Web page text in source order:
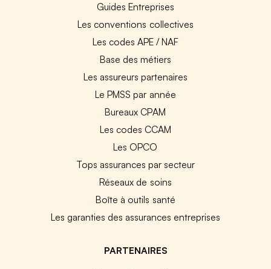
Guides Entreprises
Les conventions collectives
Les codes APE / NAF
Base des métiers
Les assureurs partenaires
Le PMSS par année
Bureaux CPAM
Les codes CCAM
Les OPCO
Tops assurances par secteur
Réseaux de soins
Boîte à outils santé
Les garanties des assurances entreprises
PARTENAIRES